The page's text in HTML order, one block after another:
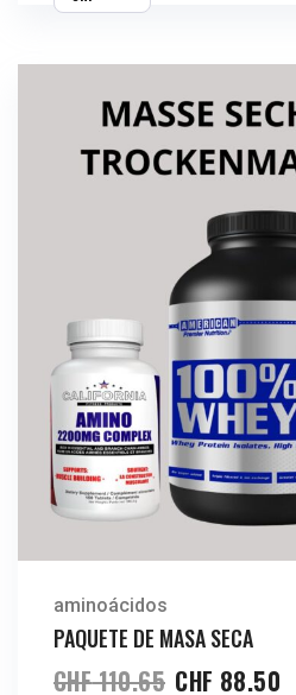
Comprar Ahora
aminoácidos
PAQUETE DE MASA SECA
CHF110.65 CHF 88.50